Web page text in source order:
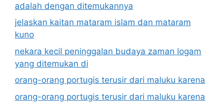
adalah dengan ditemukannya
jelaskan kaitan mataram islam dan mataram
kuno
nekara kecil peninggalan budaya zaman logam
yang ditemukan di
orang-orang portugis terusir dari maluku karena
orang-orang portugis terusir dari maluku karena